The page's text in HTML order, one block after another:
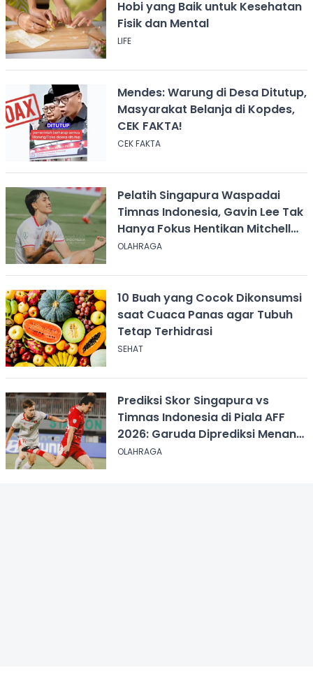
Hobi yang Baik untuk Kesehatan
Fisik dan Mental
LIFE
Mendes: Warung di Desa Ditutup,
Masyarakat Belanja di Kopdes,
CEK FAKTA!
CEK FAKTA
Pelatih Singapura Waspadai
Timnas Indonesia, Gavin Lee Tak
Hanya Fokus Hentikan Mitchell
Baker
OLAHRAGA
10 Buah yang Cocok Dikonsumsi
saat Cuaca Panas agar Tubuh
Tetap Terhidrasi
SEHAT
Prediksi Skor Singapura vs
Timnas Indonesia di Piala AFF
2026: Garuda Diprediksi Menang
Tipis
OLAHRAGA